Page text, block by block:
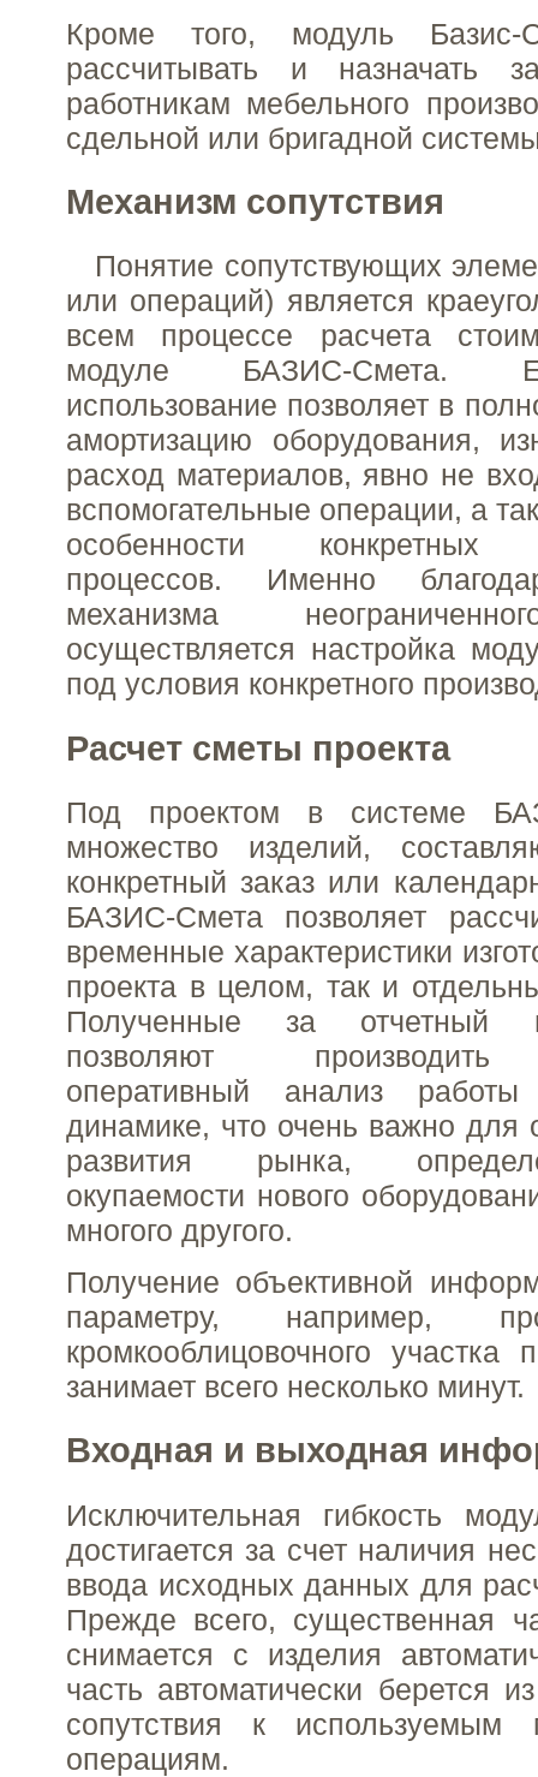
Кроме того, модуль Базис-
рассчитывать и назначать
работникам мебельного
сдельной или бригадной
Механизм сопутствия
Понятие сопутствующих
или операций) является
всем процессе расчета
модуле БАЗИС-Смета.
использование позволяет в
амортизацию оборудования,
расход материалов, явно не
вспомогательные операции, а
особенности конкретных
процессов. Именно
механизма
осуществляется настройка
под условия конкретного
Расчет сметы проекта
Под проектом в системе
множество изделий,
конкретный заказ или
БАЗИС-Смета позволяет
временные характеристики
проекта в целом, так и
Полученные за отчетный
позволяют производить
оперативный анализ
динамике, что очень важно для
развития рынка,
окупаемости нового
многого другого.
Получение объективной
параметру, например,
кромкооблицовочного
занимает всего несколько минут.
Входная и выходная
Исключительная гибкость
достигается за счет наличия
ввода исходных данных для
Прежде всего, существенная
снимается с изделия
часть автоматически берется
сопутствия к используемым
операциям.